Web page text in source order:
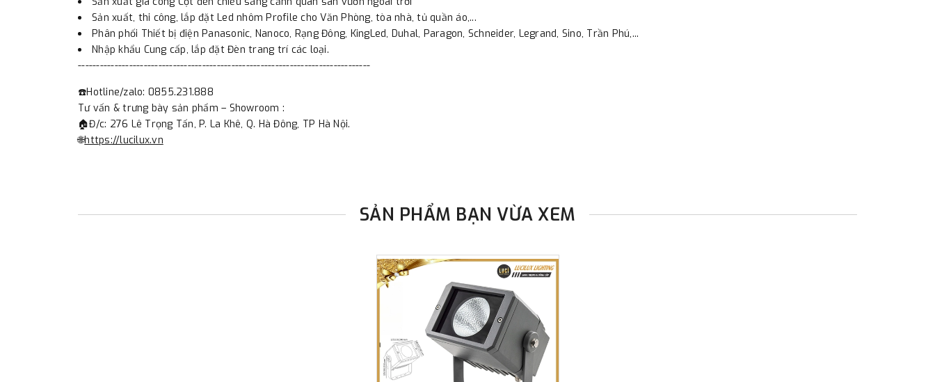
Sản xuất, thi công, lắp đặt Led nhôm Profile cho Văn Phòng, tòa nhà, tủ quần áo,...
Phân phối Thiết bị điện Panasonic, Nanoco, Rạng Đông, KingLed, Duhal, Paragon, Schneider, Legrand, Sino, Trần Phú,...
Nhập khẩu Cung cấp, lắp đặt Đèn trang trí các loại.
--------------------------------------------------------------------------------
☎️Hotline/zalo: 0855.231.888
Tư vấn & trưng bày sản phẩm – Showroom :
🏠Đ/c: 276 Lê Trọng Tấn, P. La Khê, Q. Hà Đông, TP Hà Nội.
🌐https://lucilux.vn
SẢN PHẨM BẠN VỪA XEM